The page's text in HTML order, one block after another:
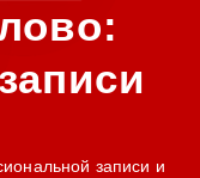
записи и